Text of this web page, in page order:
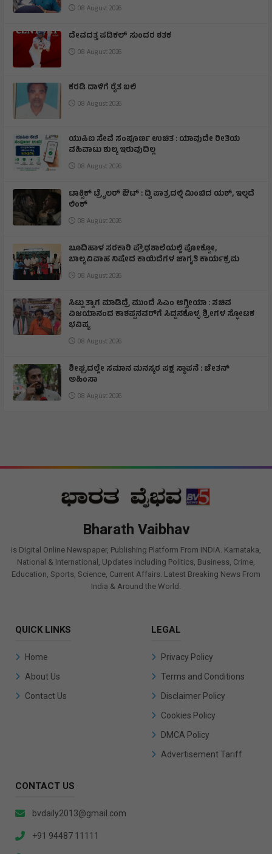
08 August 2026
ದೇವದತ್ತ ಪಡಿಕಲ್ ಸುಂದರ ಶತಕ
08 August 2026
ಕರಡಿ ದಾಳಿಗೆ ರೈತ ಬಲಿ
08 August 2026
ಯುಪಿಐ ಸೇವೆ ಸಂಪೂರ್ಣ ಉಚಿತ : ಯಾವುದೇ ರೀತಿಯ
ವಹಿವಾಟು ಶುಲ್ಕ ಇರುವುದಿಲ್ಲ
08 August 2026
ಟಾಕ್ಸಿಕ್ ಟ್ರೈಲರ್ ಔಟ್ : ದ್ವಿ ಪಾತ್ರದಲ್ಲಿ ಮಿಂಚಿದ ಯಶ್, ಇಲ್ಲದೆ
ಲಿಂಕ್
08 August 2026
ಬೂದಿಹಾಳ ಸರಕಾರಿ ಪ್ರೌಢಶಾಲೆಯಲ್ಲಿ ಪೋಕ್ಸೋ,
ಬಾಲ್ಯವಿವಾಹ ನಿಷೇದ ಕಾಯಿದೆಗಳ ಜಾಗೃತಿ ಕಾರ್ಯಕ್ರಮ
08 August 2026
ಸಿಟ್ಟು ತ್ಯಾಗ ಮಾಡಿದ್ರೆ ಮುಂದೆ ಸಿಎಂ ಆಗ್ತೀಯಾ : ಸಚಿವ
ವಿಜಯಾನಂದ ಕಾಶಪ್ಪನವರ್‌ಗೆ ಸಿದ್ದನಕೊಳ್ಳ ಶ್ರೀಗಳ ಸ್ಫೋಟಕ
ಭವಿಷ್ಯ
08 August 2026
ಶೀಘ್ರದಲ್ಲೇ ಸಮಾನ ಮನಸ್ಕರ ಪಕ್ಷ ಸ್ಥಾಪನೆ : ಚೇತನ್
ಅಹಿಂಸಾ
08 August 2026
Bharath Vaibhav
is Digital Online Newspaper, Publishing Platform From INDIA. Karnataka,
National & International, Updates including Politics, Business, Crime,
Education, Sports, Science, Current Affairs. Latest Breaking News From
India & Around the World.
QUICK LINKS
Home
About Us
Contact Us
LEGAL
Privacy Policy
Terms and Conditions
Disclaimer Policy
Cookies Policy
DMCA Policy
Advertisement Tariff
CONTACT US
bvdaily2013@gmail.com
+91 94487 11111